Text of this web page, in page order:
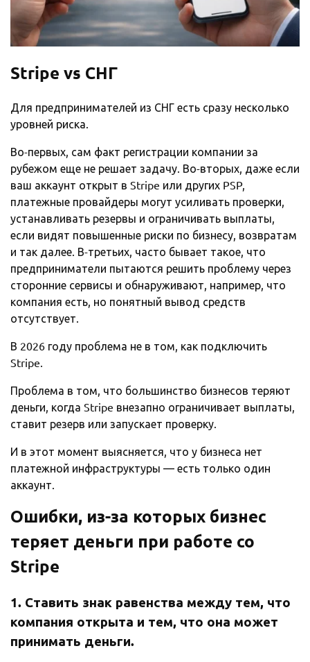
Stripe vs СНГ
Для предпринимателей из СНГ есть сразу несколько
уровней риска.
Во-первых, сам факт регистрации компании за
рубежом еще не решает задачу. Во-вторых, даже если
ваш аккаунт открыт в Stripe или других PSP,
платежные провайдеры могут усиливать проверки,
устанавливать резервы и ограничивать выплаты,
если видят повышенные риски по бизнесу, возвратам
и так далее. В-третьих, часто бывает такое, что
предприниматели пытаются решить проблему через
сторонние сервисы и обнаруживают, например, что
компания есть, но понятный вывод средств
отсутствует.
В 2026 году проблема не в том, как подключить
Stripe.
Проблема в том, что большинство бизнесов теряют
деньги, когда Stripe внезапно ограничивает выплаты,
ставит резерв или запускает проверку.
И в этот момент выясняется, что у бизнеса нет
платежной инфраструктуры — есть только один
аккаунт.
Ошибки, из-за которых бизнес
теряет деньги при работе со
Stripe
1. Ставить знак равенства между тем, что
компания открыта и тем, что она может
принимать деньги.